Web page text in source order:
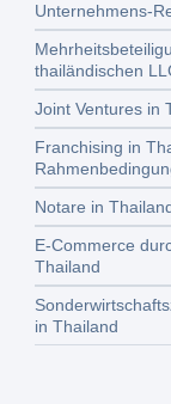
Unternehmens-
thailändischen
Joint Ventures in
Franchising in
Notare in
E-Commerce
Thailand
in Thailand